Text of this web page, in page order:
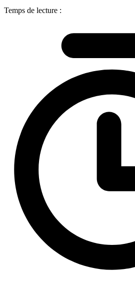
Temps de lecture :